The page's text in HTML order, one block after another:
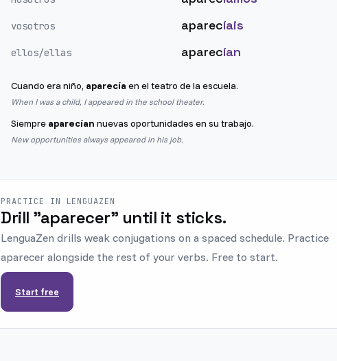
vosotros aparecíais
ellos/ellas aparecían
Cuando era niño, aparecía en el teatro de la escuela.
When I was a child, I appeared in the school theater.
Siempre aparecían nuevas oportunidades en su trabajo.
New opportunities always appeared in his job.
PRACTICE IN LENGUAZEN
Drill "aparecer" until it sticks.
LenguaZen drills weak conjugations on a spaced schedule. Practice
aparecer alongside the rest of your verbs. Free to start.
Start free